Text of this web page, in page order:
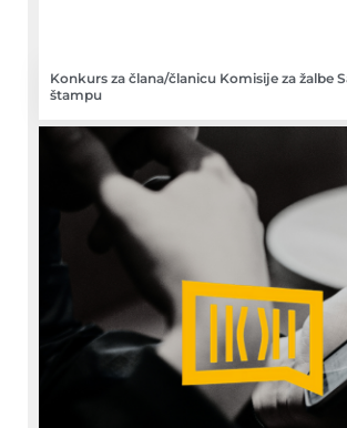
Konkurs za člana/članicu Komisije za žalbe
štampu